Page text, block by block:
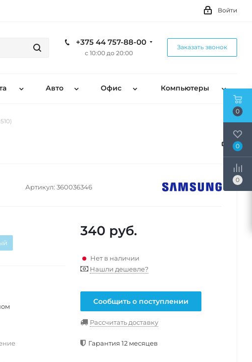
Войти
+375 44 757-88-00
с 10:00 до 20:00
Заказать звонок
Авто Офис Компьютеры
Артикул: 360036346
340 руб.
Нет в наличии
Нашли дешевле?
Сообщить о поступлении
Рассчитать доставку
Гарантия 12 месяцев
0
0
0